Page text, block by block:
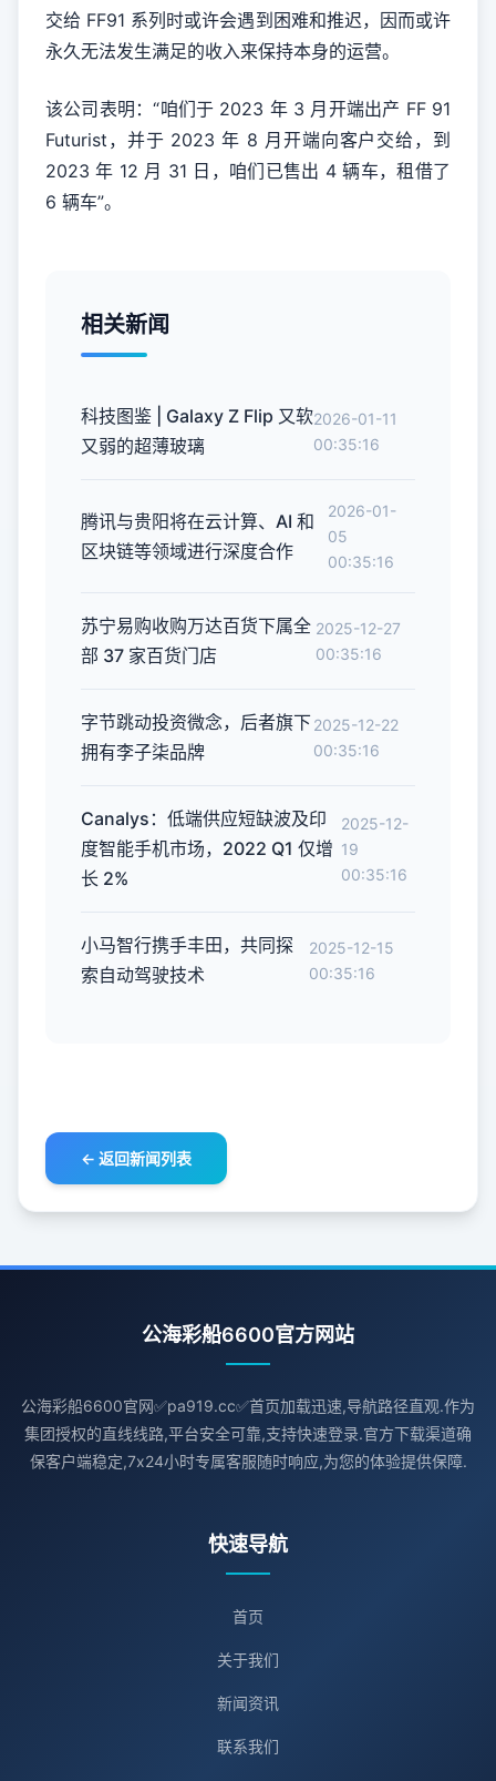
交给 FF91 系列时或许会遇到困难和推迟，因而或许
永久无法发生满足的收入来保持本身的运营。
该公司表明：“咱们于 2023 年 3 月开端出产 FF 91
Futurist，并于 2023 年 8 月开端向客户交给，到
2023 年 12 月 31 日，咱们已售出 4 辆车，租借了
6 辆车”。
相关新闻
科技图鉴 | Galaxy Z Flip 又软
又弱的超薄玻璃
2026-01-11
00:35:16
腾讯与贵阳将在云计算、AI 和
区块链等领域进行深度合作
2026-01-
05
00:35:16
苏宁易购收购万达百货下属全
部 37 家百货门店
2025-12-27
00:35:16
字节跳动投资微念，后者旗下
拥有李子柒品牌
2025-12-22
00:35:16
Canalys：低端供应短缺波及印
度智能手机市场，2022 Q1 仅增
长 2%
2025-12-
19
00:35:16
小马智行携手丰田，共同探
索自动驾驶技术
2025-12-15
00:35:16
← 返回新闻列表
公海彩船6600官方网站
公海彩船6600官网✅pa919.cc✅首页加载迅速,导航路径直观.作为
集团授权的直线线路,平台安全可靠,支持快速登录.官方下载渠道确
保客户端稳定,7x24小时专属客服随时响应,为您的体验提供保障.
快速导航
首页
关于我们
新闻资讯
联系我们